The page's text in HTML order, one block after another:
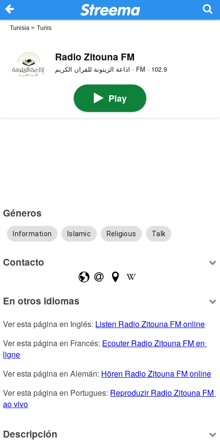
Tunisia > Tunis
Radio Zitouna FM
اذاعة الزيتونة للقران الكريم · FM · 102.9
Play
Géneros
Information Islamic Religious Talk
Contacto
En otros idiomas
Ver esta página en Inglés: Listen Radio Zitouna FM online
Ver esta página en Francés: Ecouter Radio Zitouna FM en
ligne
Ver esta página en Alemán: Hören Radio Zitouna FM online
Ver esta página en Portugues: Reproduzir Radio Zitouna FM
ao vivo
Descripción